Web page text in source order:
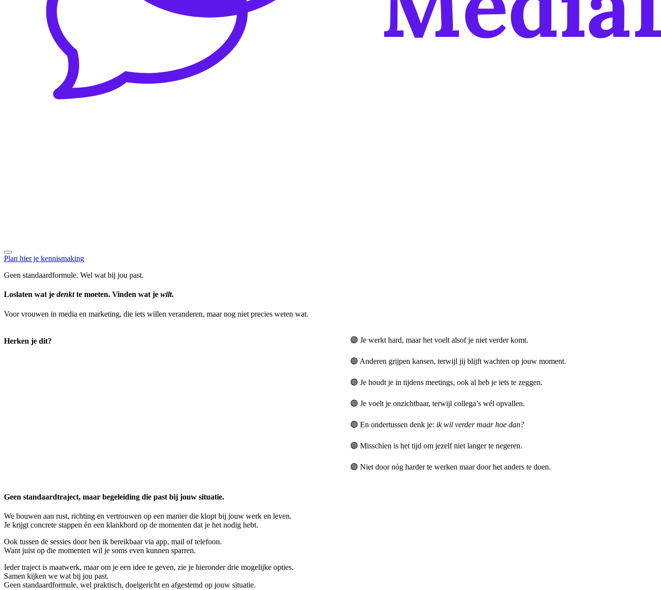
Plan hier je kennismaking
Geen standaardformule. Wel wat bij jou past.
Loslaten wat je denktte moeten. Vinden wat je wilt.
Voor vrouwen in media en marketing, die iets willen veranderen, maar nog niet precies weten wat.
Herken je dit? 🟣 Je werkt hard, maar het voelt alsof je niet verder komt.
🟣 Anderen grijpen kansen, terwijl jij blijft wachten op jouw moment.
🟣 Je houdt je in tijdens meetings, ook al heb je iets te zeggen.
🟣 Je voelt je onzichtbaar, terwijl collega’s wél opvallen.
🟣 En ondertussen denk je: ik wil verder maar hoe dan?
🟣 Misschien is het tijd om jezelf niet langer te negeren.
🟣 Niet door nóg harder te werken maar door het anders te doen.
Geen standaardtraject, maar begeleiding die past bij jouw situatie.
We bouwen aan rust, richting en vertrouwen op een manier die klopt bij jouw werk en leven.
Je krijgt concrete stappen én een klankbord op de momenten dat je het nodig hebt.
Ook tussen de sessies door ben ik bereikbaar via app, mail of telefoon.
Want juist op die momenten wil je soms even kunnen sparren.
Ieder traject is maatwerk, maar om je een idee te geven, zie je hieronder drie mogelijke opties.
Samen kijken we wat bij jou past.
Geen standaardformule, wel praktisch, doelgericht en afgestemd op jouw situatie.